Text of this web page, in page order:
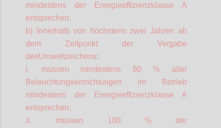
mindestens der Energieeffizienzklasse A
entsprechen.
b) Innerhalb von höchstens zwei Jahren ab
dem Zeitpunkt der Vergabe
desUmweltzeichens:
i. müssen mindestens 80 % aller
Beleuchtungseinrichtungen im Betrieb
mindestens der Energieeffizienzklasse A
entsprechen;
ii. müssen 100 % der